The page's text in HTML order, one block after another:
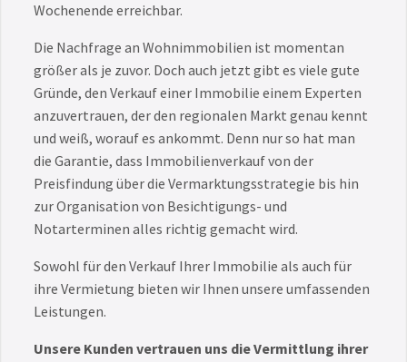
Wochenende erreichbar.
Die Nachfrage an Wohnimmobilien ist momentan
größer als je zuvor. Doch auch jetzt gibt es viele gute
Gründe, den Verkauf einer Immobilie einem Experten
anzuvertrauen, der den regionalen Markt genau kennt
und weiß, worauf es ankommt. Denn nur so hat man
die Garantie, dass Immobilienverkauf von der
Preisfindung über die Vermarktungsstrategie bis hin
zur Organisation von Besichtigungs- und
Notarterminen alles richtig gemacht wird.
Sowohl für den Verkauf Ihrer Immobilie als auch für
ihre Vermietung bieten wir Ihnen unsere umfassenden
Leistungen.
Unsere Kunden vertrauen uns die Vermittlung ihrer